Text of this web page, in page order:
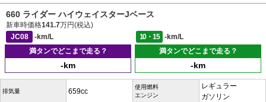
660 ライダー ハイウェイスターJベース
新車時価格141.7万円(税込)
JC08
-km/L 10・15
-km/L
満タンでどこまで走る？
-km
満タンでどこまで走る？
-km
排気量 659cc
使用燃料
エンジン
レギュラー
ガソリン